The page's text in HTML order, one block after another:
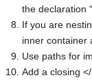
the declaration
If you are
inner container
Use paths for
Add a closing